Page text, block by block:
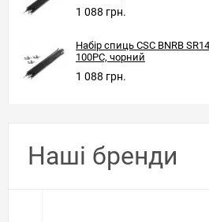
1 088 грн.
Набір спиць CSC BNRB
100PC, чорний
1 088 грн.
Наші бренди